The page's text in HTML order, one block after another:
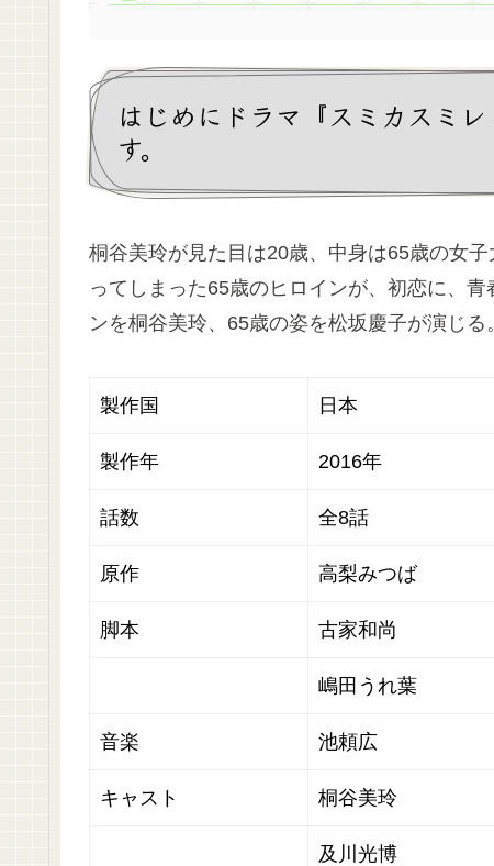
はじめにドラマ『スミカスミ
す。
桐谷美玲が見た目は20歳、中身は65歳の女
ってしまった65歳のヒロインが、初恋に、
ンを桐谷美玲、65歳の姿を松坂慶子が演じる。
製作国 日
製作年 2016年
話数 全8話
原作 高梨みつば
脚本 古家和尚
嶋田うれ葉
音楽 池頼広
キャスト 桐谷美玲
及川光博